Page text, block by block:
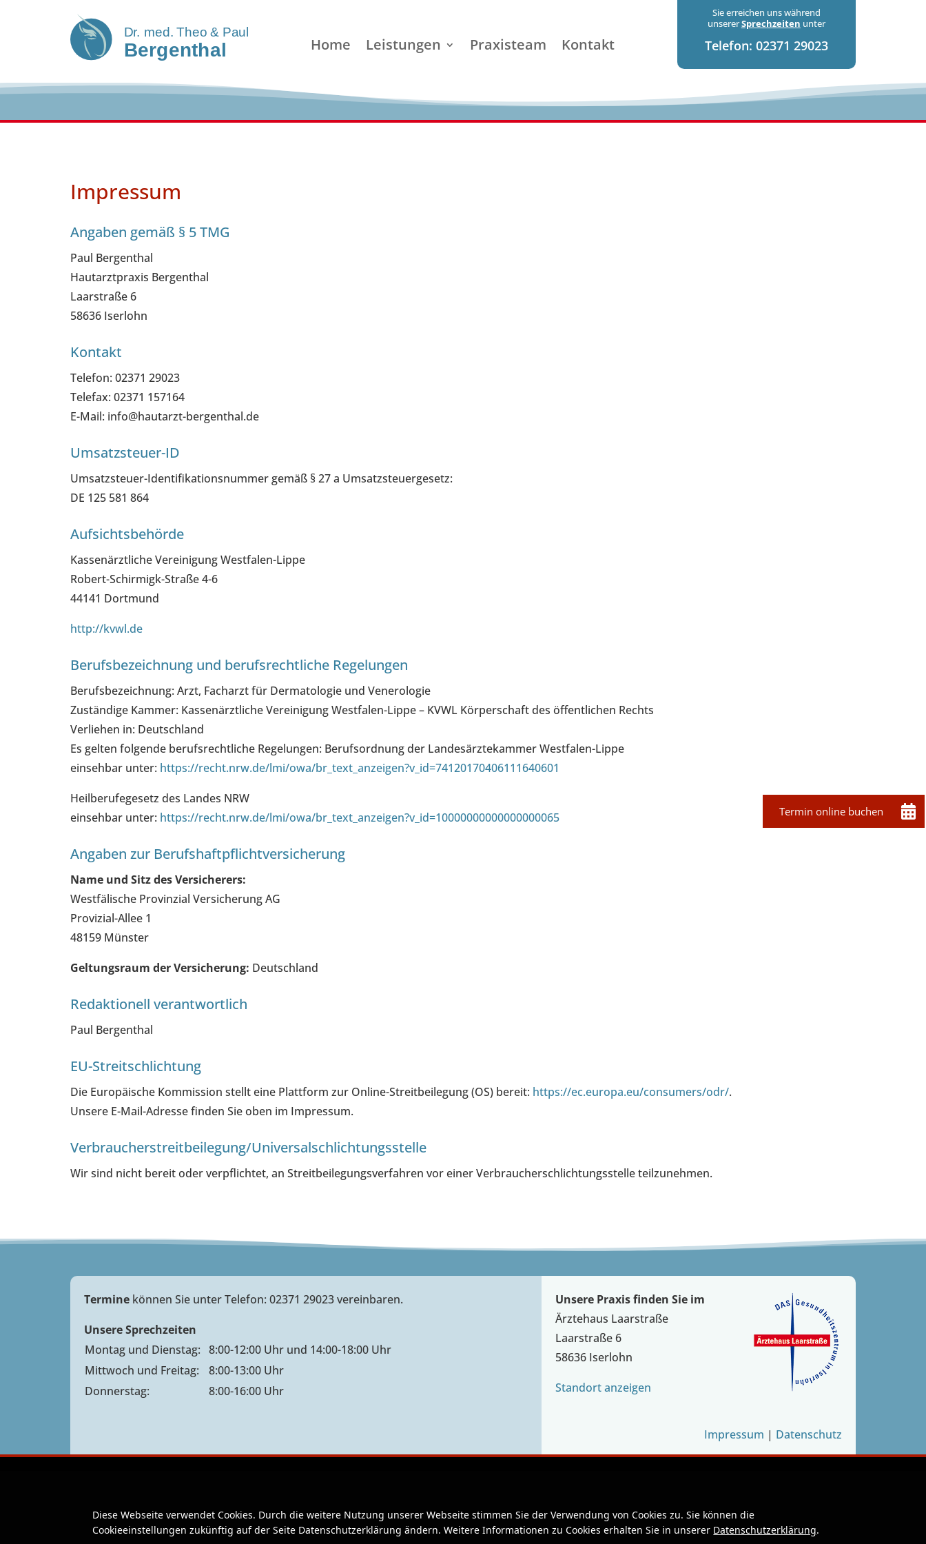
Home Leistungen Praxisteam Kontakt
Sie erreichen uns während
unsererSprechzeiten unter
Telefon: 02371 29023
Impressum
Angaben gemäß § 5 TMG
Paul Bergenthal
Hautarztpraxis Bergenthal
Laarstraße 6
58636 Iserlohn
Kontakt
Telefon: 02371 29023
Telefax: 02371 157164
E-Mail: info@hautarzt-bergenthal.de
Umsatzsteuer-ID
Umsatzsteuer-Identifikationsnummer gemäß § 27 a Umsatzsteuergesetz:
DE 125 581 864
Aufsichtsbehörde
Kassenärztliche Vereinigung Westfalen-Lippe
Robert-Schirmigk-Straße 4-6
44141 Dortmund
http://kvwl.de
Berufsbezeichnung und berufsrechtliche Regelungen
Berufsbezeichnung: Arzt, Facharzt für Dermatologie und Venerologie
Zuständige Kammer: Kassenärztliche Vereinigung Westfalen-Lippe – KVWL Körperschaft des öffentlichen Rechts
Verliehen in: Deutschland
Es gelten folgende berufsrechtliche Regelungen: Berufsordnung der Landesärztekammer Westfalen-Lippe
einsehbar unter: https://recht.nrw.de/lmi/owa/br_text_anzeigen?v_id=74120170406111640601
Heilberufegesetz des Landes NRW
einsehbar unter: https://recht.nrw.de/lmi/owa/br_text_anzeigen?v_id=10000000000000000065
Angaben zur Berufs­haftpflicht­versicherung
Name und Sitz des Versicherers:
Westfälische Provinzial Versicherung AG
Provizial-Allee 1
48159 Münster
Geltungsraum der Versicherung: Deutschland
Redaktionell verantwortlich
Paul Bergenthal
EU-Streitschlichtung
Die Europäische Kommission stellt eine Plattform zur Online-Streitbeilegung (OS) bereit: https://ec.europa.eu/consumers/odr/.
Unsere E-Mail-Adresse finden Sie oben im Impressum.
Verbraucher­streit­beilegung/Universal­schlichtungs­stelle
Wir sind nicht bereit oder verpflichtet, an Streitbeilegungsverfahren vor einer Verbraucherschlichtungsstelle teilzunehmen.
Termine können Sie unter Telefon: 02371 29023 vereinbaren.
Unsere Sprechzeiten
Montag und Dienstag: 8:00-12:00 Uhr und 14:00-18:00 Uhr
Mittwoch und Freitag:
8:00-13:00 Uhr
Donnerstag:
8:00-16:00 Uhr
Unsere Praxis finden Sie im
Ärztehaus Laarstraße
Laarstraße 6
58636 Iserlohn
Standort anzeigen
Impressum | Datenschutz
Termin online buchen
Diese Webseite verwendet Cookies. Durch die weitere Nutzung unserer Webseite stimmen Sie der Verwendung von Cookies zu. Sie können die
Cookieeinstellungen zukünftig auf der Seite Datenschutzerklärung ändern. Weitere Informationen zu Cookies erhalten Sie in unserer Datenschutzerklärung.